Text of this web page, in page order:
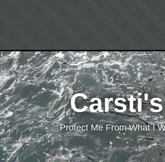
Protect Me From What I